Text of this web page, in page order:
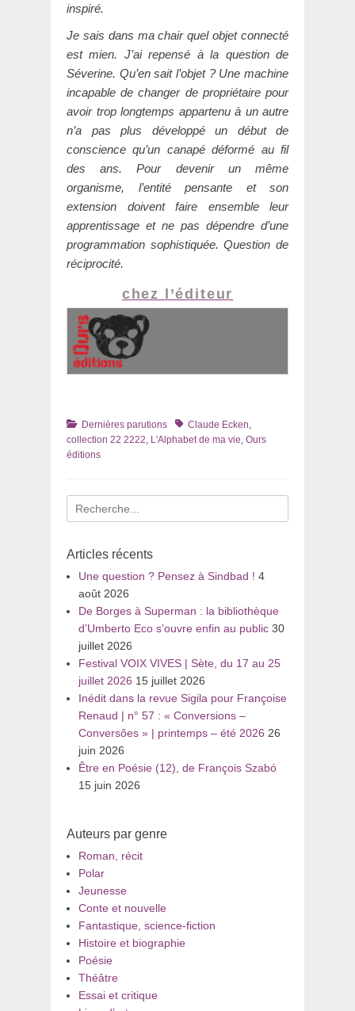
inspiré.
Je sais dans ma chair quel objet connecté
est mien. J’ai repensé à la question de
Séverine. Qu’en sait l’objet ? Une machine
incapable de changer de propriétaire pour
avoir trop longtemps appartenu à un autre
n’a pas plus développé un début de
conscience qu’un canapé déformé au fil
des ans. Pour devenir un même
organisme, l’entité pensante et son
extension doivent faire ensemble leur
apprentissage et ne pas dépendre d’une
programmation sophistiquée. Question de
réciprocité.
chez l’éditeur
Catégories
Dernières parutions TagsClaude Ecken,
collection 22 2222, L'Alphabet de ma vie, Ours
éditions
Recherche
pour
Articles récents
Une question ? Pensez à Sindbad ! 4
août 2026
De Borges à Superman : la bibliothèque
d’Umberto Eco s’ouvre enfin au public 30
juillet 2026
Festival VOIX VIVES | Sète, du 17 au 25
juillet 2026 15 juillet 2026
Inédit dans la revue Sigila pour Françoise
Renaud | n° 57 : « Conversions –
Conversões » | printemps – été 2026 26
juin 2026
Être en Poésie (12), de François Szabó
15 juin 2026
Auteurs par genre
Roman, récit
Polar
Jeunesse
Conte et nouvelle
Fantastique, science-fiction
Histoire et biographie
Poésie
Théâtre
Essai et critique